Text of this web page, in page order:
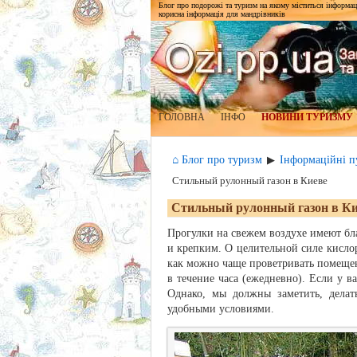
Блог про подорожі та туризм на якому міститься
корисна інформація для мандрівників
ГОЛОВНА ІНФО НОВИНИ ТУРИЗМУ
⌂ Блог про туризм ▶ Інформаційні
Стильный рулонный газон в Киеве
Стильный рулонный газон в
Прогулки на свежем воздухе имеют
и крепким. О целительной силе
как можно чаще проветривать
в течение часа (ежедневно). Если у
Однако, мы должны заметить,
удобными условиями.